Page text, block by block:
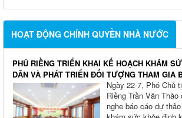
HOẠT ĐỘNG CHÍNH QUYỀN NHÀ NƯỚC
PHÚ RIỀNG TRIỂN KHAI KẾ HOẠCH KHÁM
DÂN VÀ PHÁT TRIỂN ĐỐI TƯỢNG THAM GIA
Ngày 22-7, Phó Chủ
Riềng Trần Văn
nghe báo cáo dự